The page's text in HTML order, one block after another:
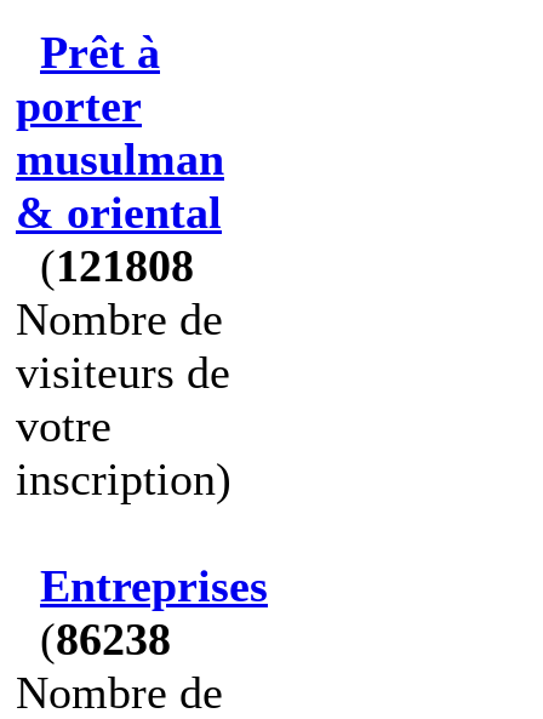
Prêt à
porter
musulman
& oriental
(121808
Nombre de
visiteurs de
votre
inscription)
Entreprises
(86238
Nombre de